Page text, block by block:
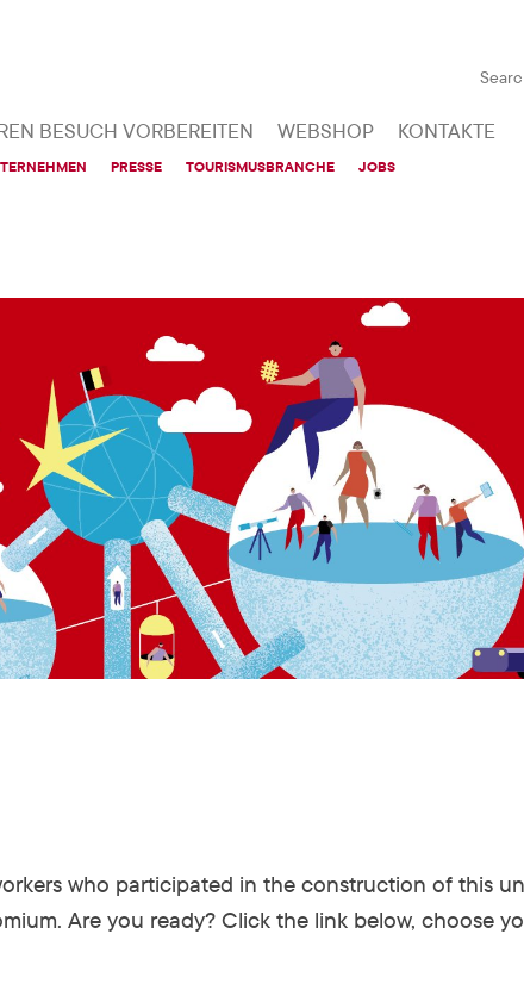
BESUCH VORBEREITEN WEBSHOP KONTAKTE
PRESSE TOURISMUSBRANCHE JOBS
who participated in the construction of this
Are you ready? Click the link below, choose